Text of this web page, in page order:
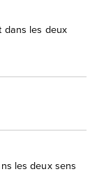
dans les deux
les deux sens